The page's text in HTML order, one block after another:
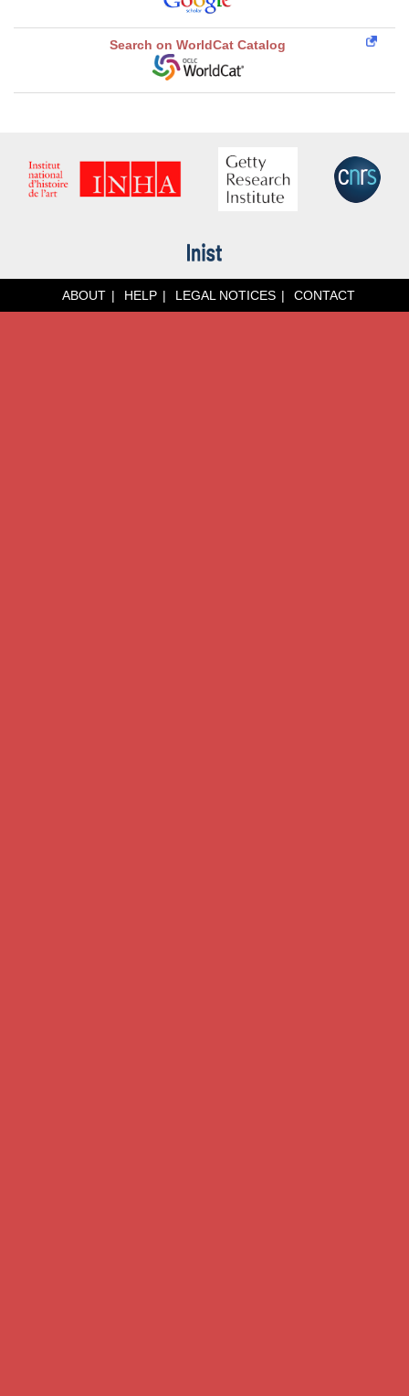
Search on WorldCat Catalog
ABOUT HELP LEGAL NOTICES CONTACT